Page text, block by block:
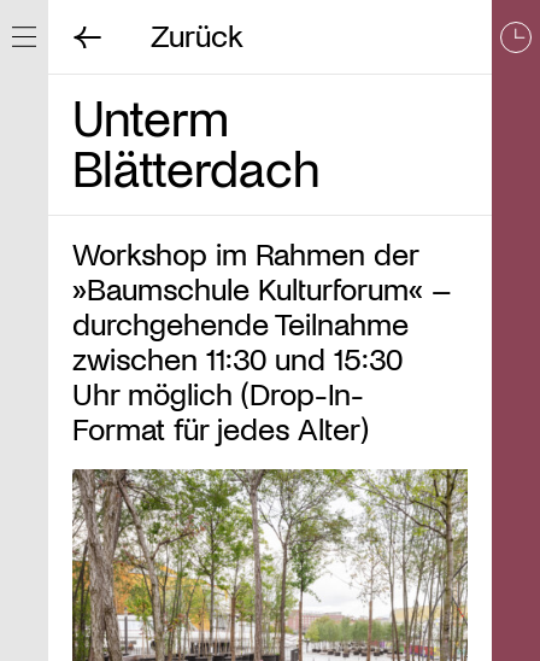
Navigation ein/ausblenden
Zurück
Unterm
Blätterdach
Workshop im Rahmen der
»Baumschule Kulturforum« –
durchgehende Teilnahme
zwischen 11:30 und 15:30
Uhr möglich (Drop-In-
Format für jedes Alter)